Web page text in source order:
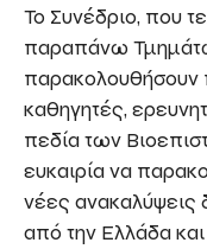
Το Συνέδριο, που
παραπάνω
παρακολουθήσουν
καθηγητές,
πεδία των
ευκαιρία να
νέες ανακαλύψεις
από την Ελλάδα